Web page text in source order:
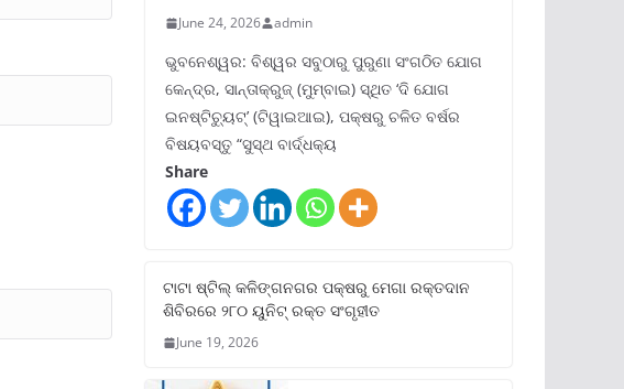
June 24, 2026 admin
ଭୁବନେଶ୍ୱର: ବିଶ୍ୱର ସବୁଠାରୁ ପୁରୁଣା ସଂଗଠିତ ଯୋଗ
କେନ୍ଦ୍ର, ସାନ୍ତାକ୍ରୁଜ୍ (ମୁମ୍ବାଇ) ସ୍ଥିତ ‘ଦି ଯୋଗ
ଇନଷ୍ଟିଚ୍ୟୁଟ୍‌’ (ଟିୱାଇଆଇ), ପକ୍ଷରୁ ଚଳିତ ବର୍ଷର
ବିଷୟବସ୍ତୁ “ସୁସ୍ଥ ବାର୍ଦ୍ଧକ୍ୟ
Share
ଟାଟା ଷ୍ଟିଲ୍‌ କଳିଙ୍ଗନଗର ପକ୍ଷରୁ ମେଗା ରକ୍ତଦାନ
ଶିବିରରେ ୨୮୦ ୟୁନିଟ୍‌ ରକ୍ତ ସଂଗୃହୀତ
June 19, 2026